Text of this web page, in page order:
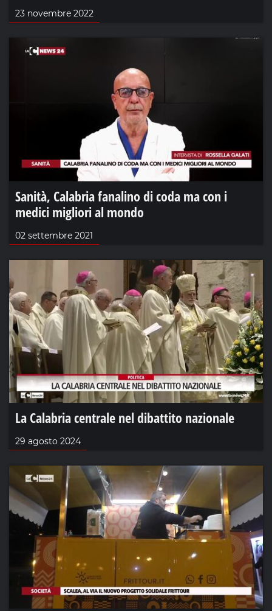
23 novembre 2022
Sanità, Calabria fanalino di coda ma con i
medici migliori al mondo
02 settembre 2021
La Calabria centrale nel dibattito nazionale
29 agosto 2024